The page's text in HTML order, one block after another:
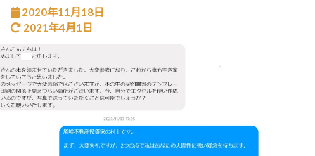
2020年11月18日
2021年4月1日